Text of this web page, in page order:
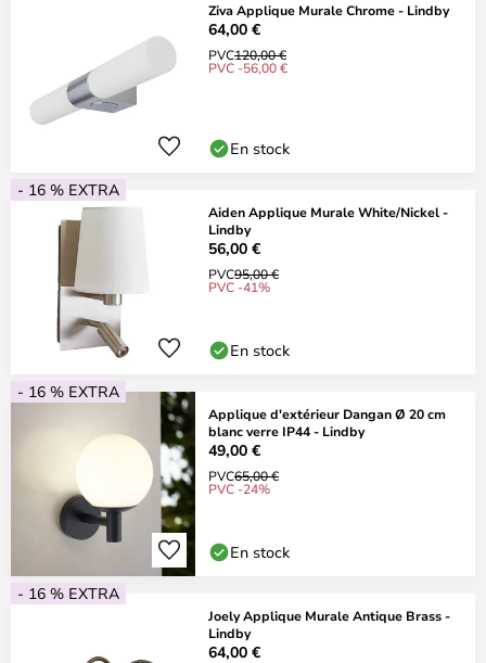
Ziva Applique Murale Chrome - Lindby
64,00 €
PVC120,00 €
PVC -56,00 €
En stock
- 16 % EXTRA
Aiden Applique Murale White/Nickel -
Lindby
56,00 €
PVC95,00 €
PVC -41%
En stock
- 16 % EXTRA
Applique d'extérieur Dangan Ø 20 cm
blanc verre IP44 - Lindby
49,00 €
PVC65,00 €
PVC -24%
En stock
- 16 % EXTRA
Joely Applique Murale Antique Brass -
Lindby
64,00 €